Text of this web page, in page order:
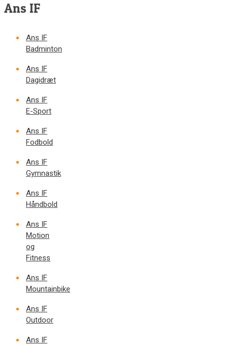
Ans IF
Ans IF
Badminton
Ans IF
Dagidræt
Ans IF
E-Sport
Ans IF
Fodbold
Ans IF
Gymnastik
Ans IF
Håndbold
Ans IF
Motion
og
Fitness
Ans IF
Mountainbike
Ans IF
Outdoor
Ans IF